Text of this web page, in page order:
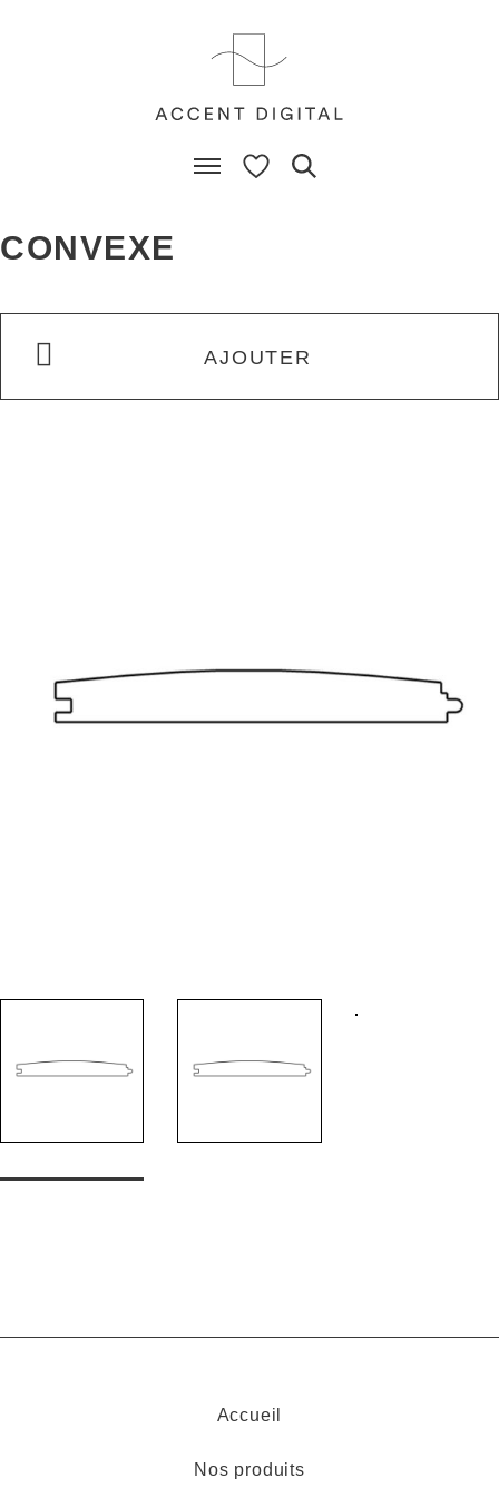
CONVEXE
AJOUTER
Accueil
Nos produits